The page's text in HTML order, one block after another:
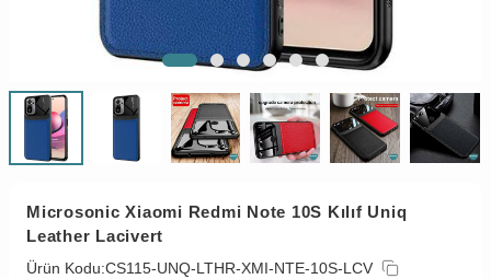
Microsonic Xiaomi Redmi Note 10S Kılıf Uniq
Leather Lacivert
Ürün Kodu:CS115-UNQ-LTHR-XMI-NTE-10S-LCV